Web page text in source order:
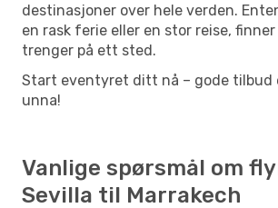
destinasjoner over hele verden.
en rask ferie eller en stor reise,
trenger på ett sted.
Start eventyret ditt nå – gode tilbud
unna!
Vanlige spørsmål om
Sevilla til Marrakech